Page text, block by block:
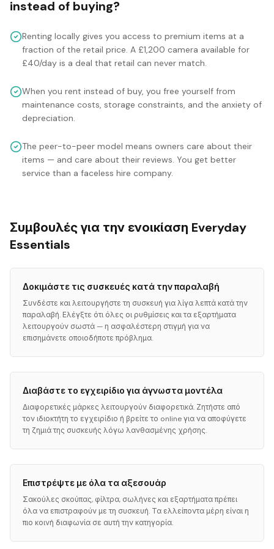
instead of buying?
Renting locally gives you access to premium items at a
fraction of the retail price. A £1,200 camera available for
£40/day is a deal that retail can never match.
When you rent instead of buy, you free yourself from
maintenance costs, storage constraints, and the anxiety of
depreciation.
The peer-to-peer model means owners care about their
items — and care about their reviews. You get better
service than a faceless hire company.
Συμβουλές για την ενοικίαση Everyday
Essentials
Δοκιμάστε τις συσκευές κατά την παραλαβή
Συνδέστε και λειτουργήστε τη συσκευή για λίγα λεπτά κατά την
παραλαβή. Ελέγξτε ότι όλες οι ρυθμίσεις και τα εξαρτήματα
λειτουργούν σωστά — η ασφαλέστερη στιγμή για να
επισημάνετε οποιοδήποτε πρόβλημα.
Διαβάστε το εγχειρίδιο για άγνωστα μοντέλα
Διαφορετικές μάρκες λειτουργούν διαφορετικά. Ζητήστε από
τον ιδιοκτήτη το εγχειρίδιο ή βρείτε το online για να αποφύγετε
τη ζημιά της συσκευής λόγω λανθασμένης χρήσης.
Επιστρέψτε με όλα τα αξεσουάρ
Σακούλες σκούπας, φίλτρα, σωλήνες και εξαρτήματα πρέπει
όλα να επιστραφούν με τη συσκευή. Τα ελλείποντα μέρη είναι η
πιο κοινή διαφωνία σε αυτή την κατηγορία.